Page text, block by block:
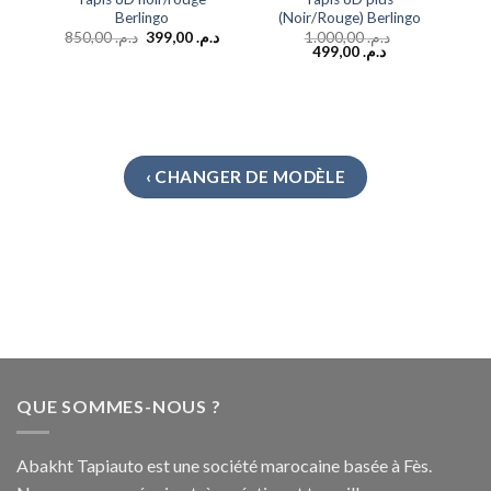
Berlingo
د.م.850,00 د.م.399,00
(Noir/Rouge) Berlingo
د.م.1.000,00
د.م.499,00
‹ CHANGER DE MODÈLE
QUE SOMMES-NOUS ?
Abakht Tapiauto est une société marocaine basée à Fès.